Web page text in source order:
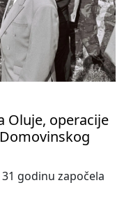
Oluje, operacije
godinu započela